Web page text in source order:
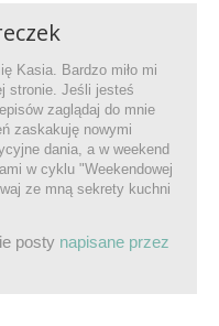
Kasia. Bardzo miło mi
stronie. Jeśli jesteś
zaglądaj do mnie
zaskakuję nowymi
dania, a w weekend
w cyklu "Weekendowej
ze mną sekrety kuchni
posty napisane przez